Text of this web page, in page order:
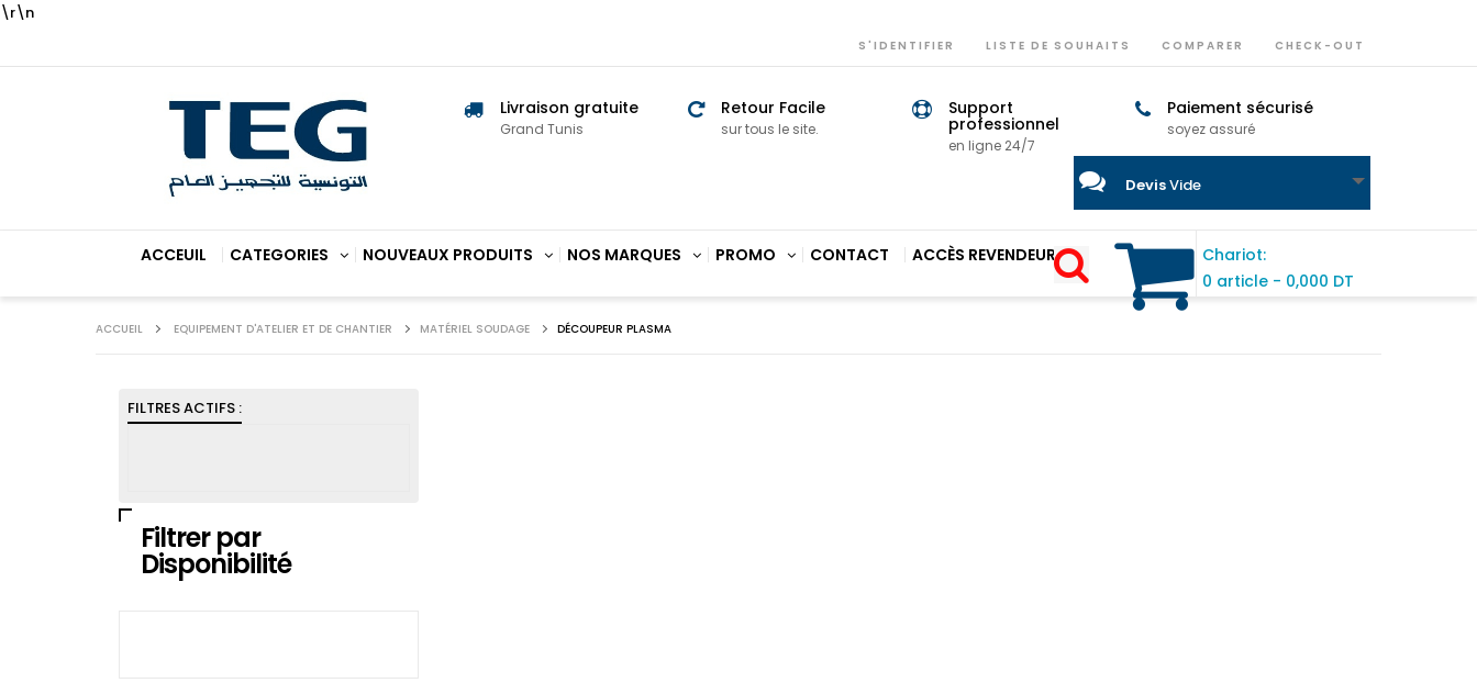
\r\n
S'IDENTIFIER LISTE DE SOUHAITS COMPARER CHECK-OUT
Livraison gratuite
Grand Tunis
Retour Facile
sur tous le site.
Support
professionnel
en ligne 24/7
Paiement sécurisé
soyez assuré
ACCEUIL CATEGORIES NOUVEAUX PRODUITS NOS MARQUES PROMO CONTACT ACCÈS REVENDEUR
Chariot:
0 article - 0,000 DT
DevisVide
ACCUEIL EQUIPEMENT D'ATELIER ET DE CHANTIER MATÉRIEL SOUDAGE DÉCOUPEUR PLASMA
FILTRES ACTIFS :
Filtrer par
Disponibilité